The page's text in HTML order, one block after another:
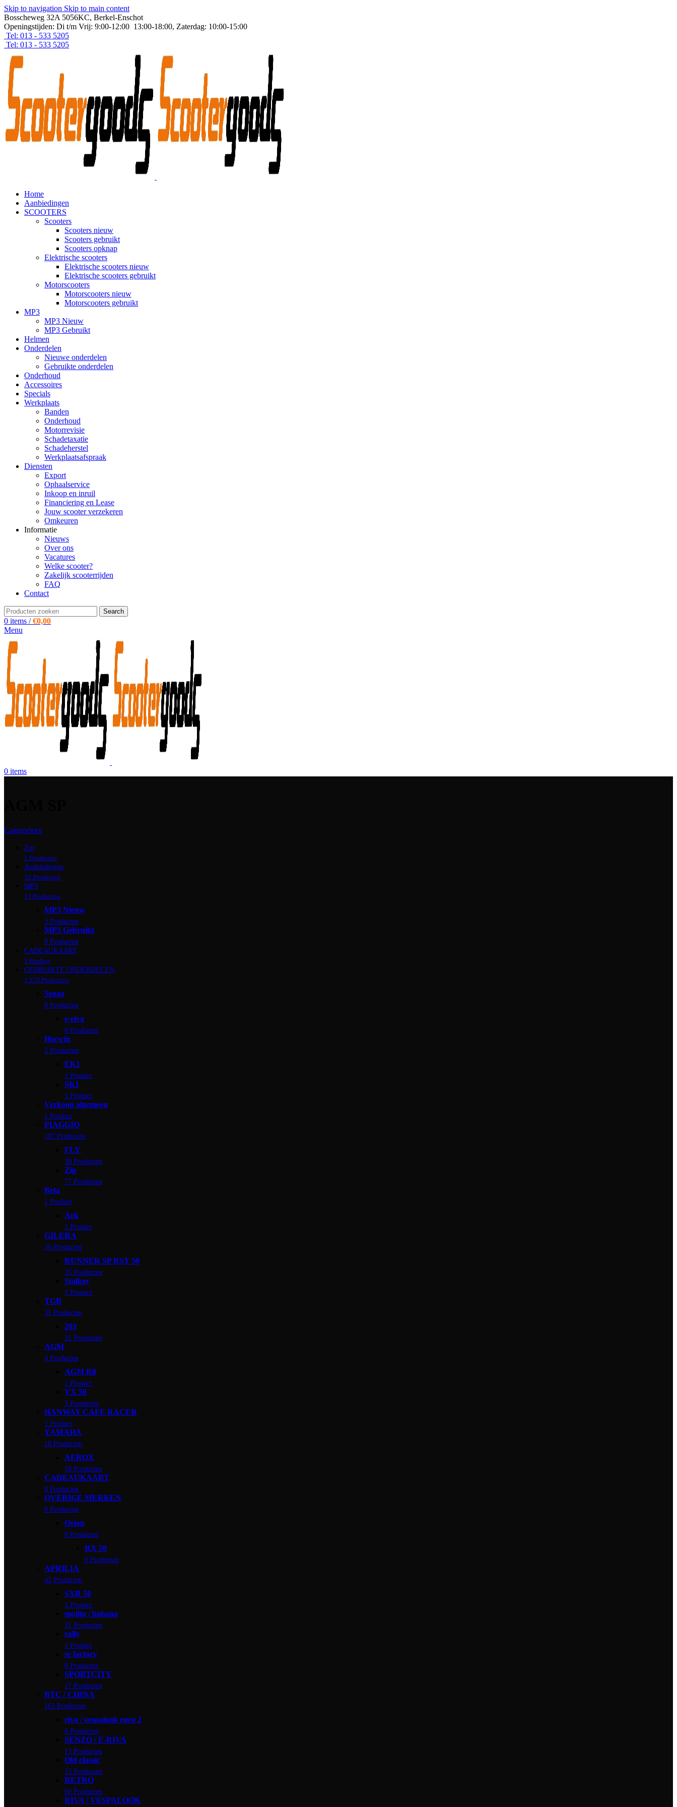
Skip to navigation Skip to main content
Bosscheweg 32A 5056KC, Berkel-Enschot
Openingstijden: Di t/m Vrij: 9:00-12:00 13:00-18:00, Zaterdag: 10:00-15:00
Tel: 013 - 533 5205
Tel: 013 - 533 5205
Home
Aanbiedingen
SCOOTERS
Scooters
Scooters nieuw
Scooters gebruikt
Scooters opknap
Elektrische scooters
Elektrische scooters nieuw
Elektrische scooters gebruikt
Motorscooters
Motorscooters nieuw
Motorscooters gebruikt
MP3
MP3 Nieuw
MP3 Gebruikt
Helmen
Onderdelen
Nieuwe onderdelen
Gebruikte onderdelen
Onderhoud
Accessoires
Specials
Werkplaats
Banden
Onderhoud
Motorrevisie
Schadetaxatie
Schadeherstel
Werkplaatsafspraak
Diensten
Export
Ophaalservice
Inkoop en inruil
Financiering en Lease
Jouw scooter verzekeren
Omkeuren
Informatie
Nieuws
Over ons
Vacatures
Welke scooter?
Zakelijk scooterrijden
FAQ
Contact
Search
0 items / €0,00
Menu
0 items
Categorieen
Zip
2 Producten
Aanbiedingen
32 Producten
MP3
11 Producten
MP3 Nieuw
3 Producten
MP3 Gebruikt
8 Producten
CADEAUKAART
1 Product
GEBRUIKTE ONDERDELEN
1.376 Producten
Senzo
0 Producten
e-riva
0 Producten
Horwin
2 Producten
EK1
1 Product
SK1
1 Product
Verkoop algemeen
1 Product
PIAGGIO
107 Producten
FLY
30 Producten
Zip
77 Producten
Beta
1 Product
Ark
1 Product
GILERA
36 Producten
RUNNER SP RST 50
35 Producten
Stalker
1 Product
TGB
31 Producten
203
31 Producten
AGM
4 Producten
AGM R8
1 Product
VX 50
3 Producten
HANWAY CAFE RACER
1 Product
YAMAHA
18 Producten
AEROX
18 Producten
CADEAUKAART
0 Producten
OVERIGE MERKEN
0 Producten
Orion
0 Producten
RX 50
0 Producten
APRILIA
42 Producten
SXR 50
1 Product
mojito / habana
21 Producten
rally
1 Product
sr factory
0 Producten
SPORTCITY
17 Producten
BTC / CHINA
163 Producten
riva / vespalook euro 2
0 Producten
SENZO / E-RIVA
13 Producten
Old classic
33 Producten
RETRO
60 Producten
RIVA / VESPALOOK